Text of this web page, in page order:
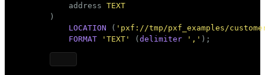
    address
TEXT
)
LOCATION ( 'pxf://tmp/pxf_examples/
FORMAT
'TEXT' (delimiter ',' );